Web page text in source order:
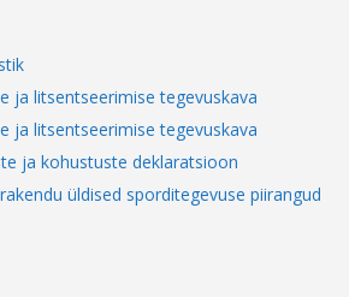
ja litsentseerimise tegevuskava
ja litsentseerimise tegevuskava
ja kohustuste deklaratsioon
üldised sporditegevuse piirangud